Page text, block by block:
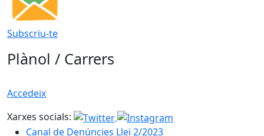
Subscriu-te
Plànol / Carrers
Accedeix
Xarxes socials:
Canal de Denúncies Llei 2/2023